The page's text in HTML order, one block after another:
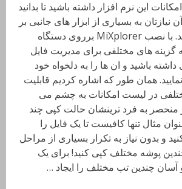
این نرم افزار داشته باشید تا بدانید
نیازتان به بسیاری از ابزار های جانبی بر
طرف خواهد شد. با نصب MiXplorer برروی دستگاه
گزینه های مختلفی برای مدیریت فایل
باشید و ان ها را به دلخواه خود
همان طور که اشاره کردیم قابلیت
در لیست امکانات به چشم می
منحصر به فرد ترینشان حالت کپی چند
مثال تنها کافیست تا یک فایل را
و بدون نیاز به تکرار بسیاری از مراحل
پوشه مختلف کپی کنید! برای یک
چندین تب مختلف را ایجاد …